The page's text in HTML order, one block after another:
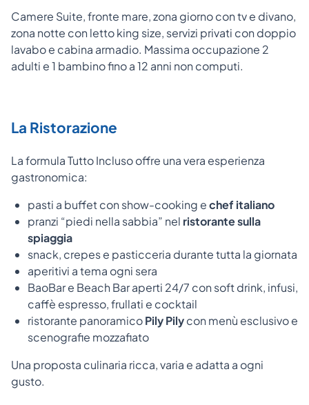
Camere Suite, fronte mare, zona giorno con tv e divano,
zona notte con letto king size, servizi privati con doppio
lavabo e cabina armadio. Massima occupazione 2
adulti e 1 bambino fino a 12 anni non computi.
La Ristorazione
La formula Tutto Incluso offre una vera esperienza
gastronomica:
pasti a buffet con show-cooking echef italiano
pranzi “piedi nella sabbia” nel ristorante sulla
spiaggia
snack, crepes e pasticceria durante tutta la giornata
aperitivi a tema ogni sera
BaoBar e Beach Bar aperti 24/7 con soft drink, infusi,
caffè espresso, frullati e cocktail
ristorante panoramicoPily Pilycon menù esclusivo e
scenografie mozzafiato
Una proposta culinaria ricca, varia e adatta a ogni
gusto.